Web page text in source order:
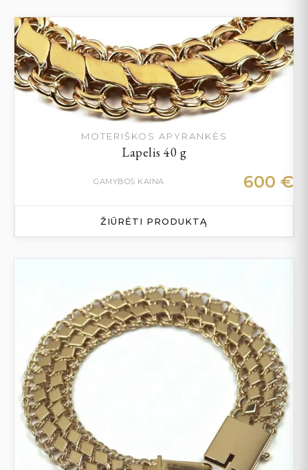
MOTERIŠKOS APYRANKĖS
Lapelis 40 g
GAMYBOS KAINA 600 €
ŽIŪRĖTI PRODUKTĄ